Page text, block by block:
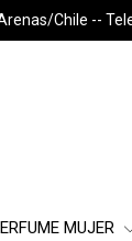
Chile --
MUJER